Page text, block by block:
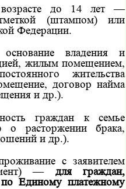
до 14 лет —
(штампом) или
Федерации.
владения и
жилым помещением,
жительства
договор найма
и др.).
граждан к семье
о расторжении брака,
и др.).
с заявителем
— для граждан,
Единому платежному